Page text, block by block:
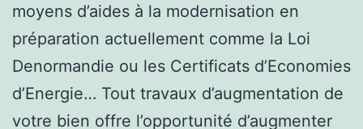
moyens d’aides à la modernisation en
préparation actuellement comme la Loi
Denormandie ou les Certificats d’Economies
d’Energie… Tout travaux d’augmentation de
votre bien offre l’opportunité d’augmenter